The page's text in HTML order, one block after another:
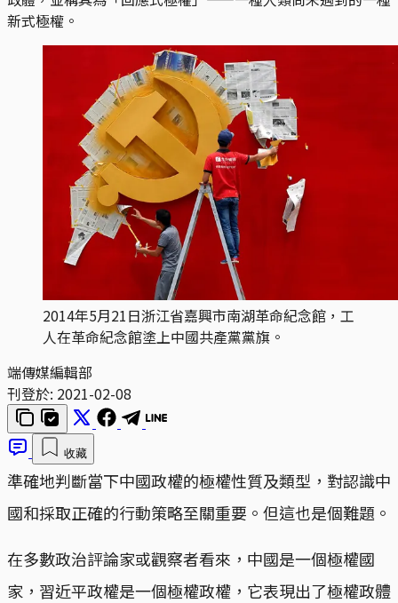
新式極權。
2014年5月21日浙江省嘉興市南湖革命紀念館，工
人在革命紀念館塗上中國共產黨黨旗。
端傳媒編輯部
刊登於: 2021-02-08
收藏
準確地判斷當下中國政權的極權性質及類型，對認識中
國和採取正確的行動策略至關重要。但這也是個難題。
在多數政治評論家或觀察者看來，中國是一個極權國
家，習近平政權是一個極權政權，它表現出了極權政體